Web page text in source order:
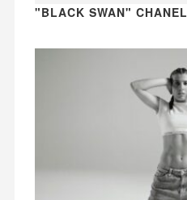
"BLACK SWAN" CHANEL